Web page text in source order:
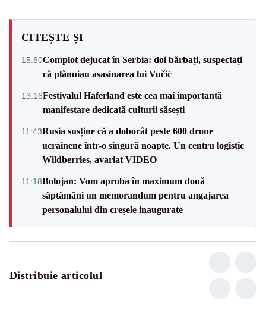
CITEȘTE ȘI
15:50Complot dejucat în Serbia: doi bărbați, suspectați
că plănuiau asasinarea lui Vučić
13:16Festivalul Haferland este cea mai importantă
manifestare dedicată culturii săsești
11:43Rusia susține că a doborât peste 600 drone
ucrainene într-o singură noapte. Un centru logistic
Wildberries, avariat VIDEO
11:18Bolojan: Vom aproba în maximum două
săptămâni un memorandum pentru angajarea
personalului din creșele inaugurate
Distribuie articolul